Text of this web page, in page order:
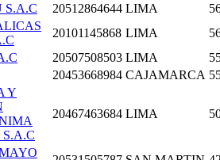
S.A.C 20512864644 LIMA
20101145868 LIMA
20507508503 LIMA
20453668984 CAJAMARCA
Y
20467463684 LIMA